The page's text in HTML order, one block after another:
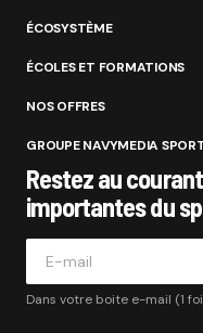
ÉCOSYSTÈME
ÉCOLES ET FORMATIONS
NOS OFFRES
GROUPE NAVYMEDIA
Restez au
importantes du
Dans votre boite e-mail (1